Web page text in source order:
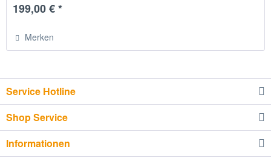
199,00 € *
Merken
Service Hotline
Shop Service
Informationen